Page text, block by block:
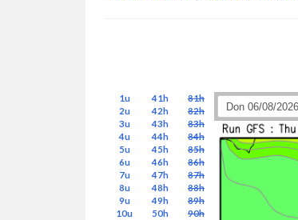
1u
2u
3u
4u
5u
6u
7u
8u
9u
10u
41h
42h
43h
44h
45h
46h
47h
48h
49h
50h
81h
82h
83h
84h
85h
86h
87h
88h
89h
90h